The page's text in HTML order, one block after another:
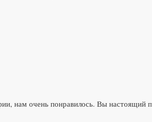
нам очень понравилось. Вы настоящий